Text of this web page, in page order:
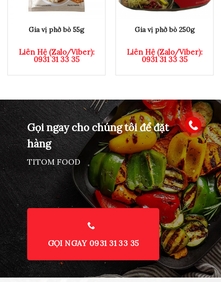
Gia vị phở bò 55g
Liên Hệ (Zalo/Viber):
0931 31 33 35
Gia vị phở bò 250g
Liên Hệ (Zalo/Viber):
0931 31 33 35
Gọi ngay cho chúng tôi để đặt
hàng
TITOM FOOD
GỌI NGAY 0931 31 33 35